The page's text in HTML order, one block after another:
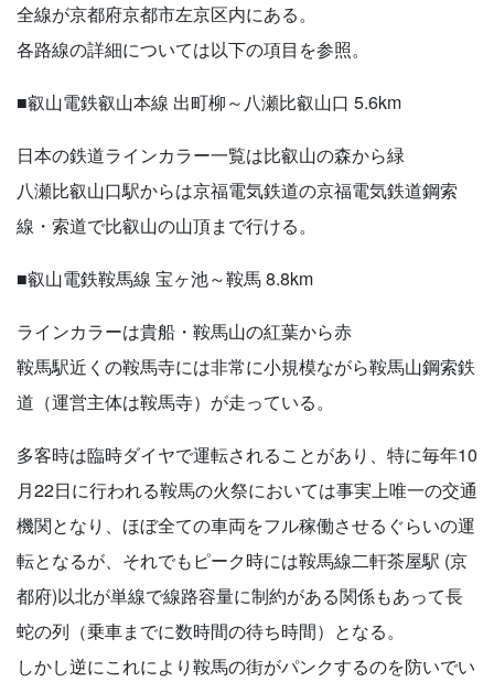
全線が京都府京都市左京区内にある。
各路線の詳細については以下の項目を参照。
■叡山電鉄叡山本線 出町柳～八瀬比叡山口 5.6km
日本の鉄道ラインカラー一覧は比叡山の森から緑
八瀬比叡山口駅からは京福電気鉄道の京福電気鉄道鋼索
線・索道で比叡山の山頂まで行ける。
■叡山電鉄鞍馬線 宝ヶ池～鞍馬 8.8km
ラインカラーは貴船・鞍馬山の紅葉から赤
鞍馬駅近くの鞍馬寺には非常に小規模ながら鞍馬山鋼索鉄
道（運営主体は鞍馬寺）が走っている。
多客時は臨時ダイヤで運転されることがあり、特に毎年10
月22日に行われる鞍馬の火祭においては事実上唯一の交通
機関となり、ほぼ全ての車両をフル稼働させるぐらいの運
転となるが、それでもピーク時には鞍馬線二軒茶屋駅 (京
都府)以北が単線で線路容量に制約がある関係もあって長
蛇の列（乗車までに数時間の待ち時間）となる。
しかし逆にこれにより鞍馬の街がパンクするのを防いでい